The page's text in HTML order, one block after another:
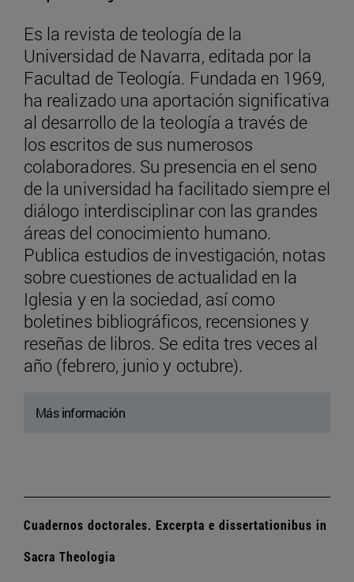
Es la revista de teología de la
Universidad de Navarra, editada por la
Facultad de Teología. Fundada en 1969,
ha realizado una aportación significativa
al desarrollo de la teología a través de
los escritos de sus numerosos
colaboradores. Su presencia en el seno
de la universidad ha facilitado siempre el
diálogo interdisciplinar con las grandes
áreas del conocimiento humano.
Publica estudios de investigación, notas
sobre cuestiones de actualidad en la
Iglesia y en la sociedad, así como
boletines bibliográficos, recensiones y
reseñas de libros. Se edita tres veces al
año (febrero, junio y octubre).
Más información
Cuadernos doctorales. Excerpta e dissertationibus in
Sacra Theologia